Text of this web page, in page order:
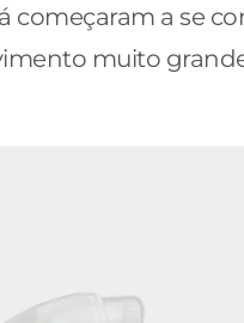
começaram a se
muito